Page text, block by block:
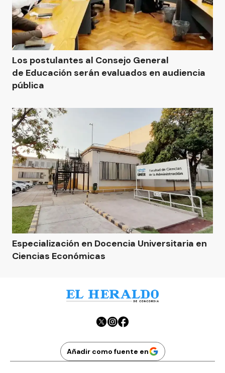
Los postulantes al Consejo General
de Educación serán evaluados en audiencia
pública
Especialización en Docencia Universitaria en
Ciencias Económicas
Añadir como fuente en